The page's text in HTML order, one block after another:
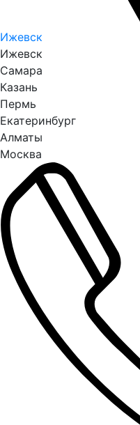
Ижевск
Ижевск
Самара
Казань
Пермь
Екатеринбург
Алматы
Москва